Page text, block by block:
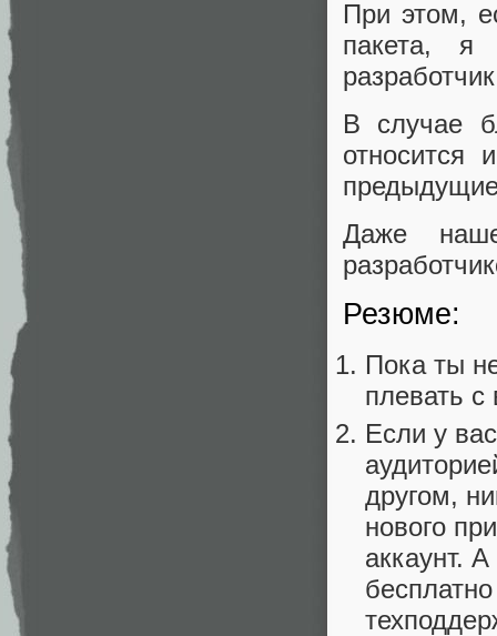
При этом,
пакета, я
В случае
относится
Даже
Резюме:
Пока ты
плевать с
Если у
другом,
нового
аккаунт.